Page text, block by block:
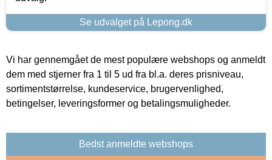
Se udvalget på Lepong.dk
Vi har gennemgået de mest populære webshops og anmeldt
dem med stjerner fra 1 til 5 ud fra bl.a. deres prisniveau,
sortimentstørrelse, kundeservice, brugervenlighed,
betingelser, leveringsformer og betalingsmuligheder.
Bedst anmeldte webshops